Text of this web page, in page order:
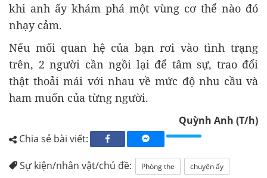
khi anh ấy khám phá một vùng cơ thể nào đó
nhạy cảm.
Nếu mối quan hệ của bạn rơi vào tình trạng
trên, 2 người cần ngồi lại để tâm sự, trao đổi
thật thoải mái với nhau về mức độ nhu cầu và
ham muốn của từng người.
Quỳnh Anh (T/h)
Chia sẻ bài viết:
Sự kiện/nhân vật/chủ đề: Phòng the
chuyện ấy